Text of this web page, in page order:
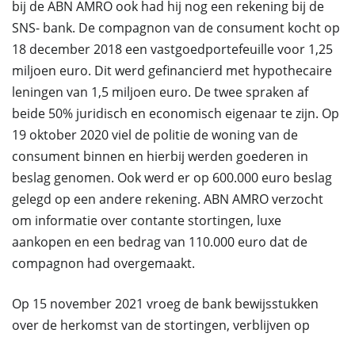
bij de ABN AMRO ook had hij nog een rekening bij de
SNS- bank. De compagnon van de consument kocht op
18 december 2018 een vastgoedportefeuille voor 1,25
miljoen euro. Dit werd gefinancierd met hypothecaire
leningen van 1,5 miljoen euro. De twee spraken af
beide 50% juridisch en economisch eigenaar te zijn. Op
19 oktober 2020 viel de politie de woning van de
consument binnen en hierbij werden goederen in
beslag genomen. Ook werd er op 600.000 euro beslag
gelegd op een andere rekening. ABN AMRO verzocht
om informatie over contante stortingen, luxe
aankopen en een bedrag van 110.000 euro dat de
compagnon had overgemaakt.
Op 15 november 2021 vroeg de bank bewijsstukken
over de herkomst van de stortingen, verblijven op